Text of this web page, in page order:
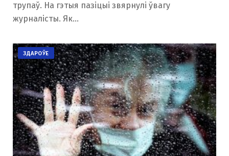
трупаў. На гэтыя пазіцыі звярнулі ўвагу
журналісты. Як…
ЗДАРОЎЕ